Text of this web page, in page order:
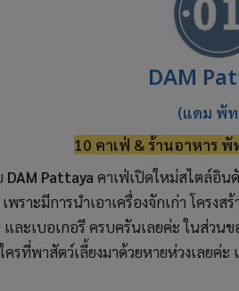
DAM
(แดม พัท
10 คาเฟ่ & ร้านอาหาร
DAM Pattaya คาเฟ่เปิดใหม่สไตล์อิน
พราะมีการนำเอาเครื่องจักเก่า โครง
และเบอเกอรี ครบครันเลยค่ะ ในส่ว
รที่พาสัตว์เลี้ยงมาด้วยหายห่วงเลยค่